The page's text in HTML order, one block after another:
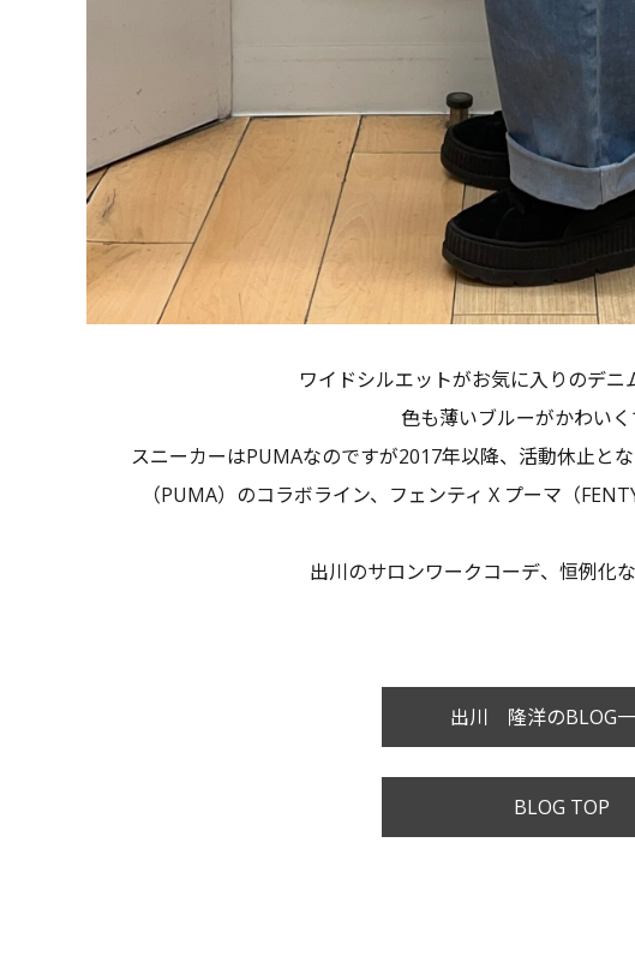
ワイドシルエットがお気に入りのデ
色も薄いブルーがかわい
スニーカーはPUMAなのですが2017年以降、活動休止と
（PUMA） のコラボライン、 フェンティ X プーマ （
出川のサロンワークコーデ、恒例化
出川 隆洋のBLOG
BLOG TOP